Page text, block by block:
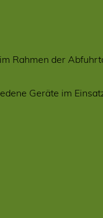
Rahmen der
Geräte im